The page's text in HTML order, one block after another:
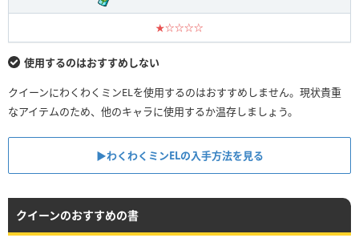
★☆☆☆☆
使用するのはおすすめしない
クイーンにわくわくミンELを使用するのはおすすめしません。現状貴重
なアイテムのため、他のキャラに使用するか温存しましょう。
▶︎わくわくミンELの入手方法を見る
クイーンのおすすめの書